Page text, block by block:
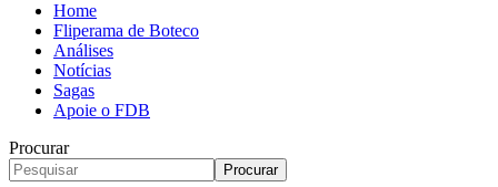
Home
Fliperama de Boteco
Análises
Notícias
Sagas
Apoie o FDB
Procurar